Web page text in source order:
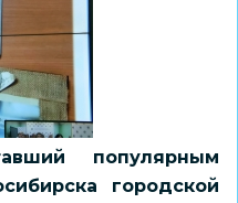
популярным
городской